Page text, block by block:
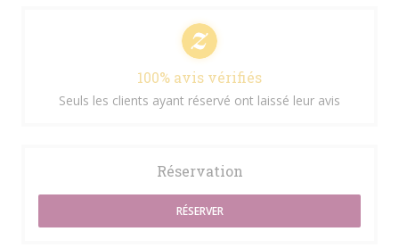
100% avis vérifiés
Seuls les clients ayant réservé ont laissé leur avis
Réservation
RÉSERVER